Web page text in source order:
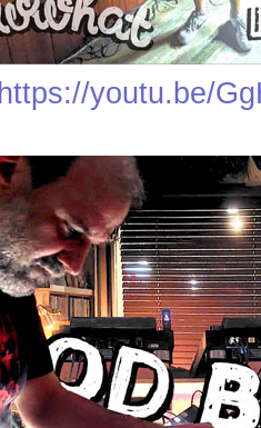
https://youtu.be/